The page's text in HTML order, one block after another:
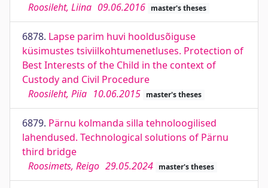
Roosileht, Liina 09.06.2016 master's theses
6878. Lapse parim huvi hooldusõiguse
küsimustes tsiviilkohtumenetluses. Protection of
Best Interests of the Child in the context of
Custody and Civil Procedure
Roosileht, Piia 10.06.2015 master's theses
6879. Pärnu kolmanda silla tehnoloogilised
lahendused. Technological solutions of Pärnu
third bridge
Roosimets, Reigo 29.05.2024 master's theses